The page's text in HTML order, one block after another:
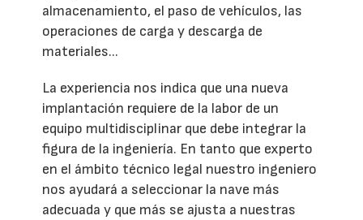
almacenamiento, el paso de vehículos, las
operaciones de carga y descarga de
materiales...
La experiencia nos indica que una nueva
implantación requiere de la labor de un
equipo multidisciplinar que debe integrar la
figura de la ingeniería. En tanto que experto
en el ámbito técnico legal nuestro ingeniero
nos ayudará a seleccionar la nave más
adecuada y que más se ajusta a nuestras